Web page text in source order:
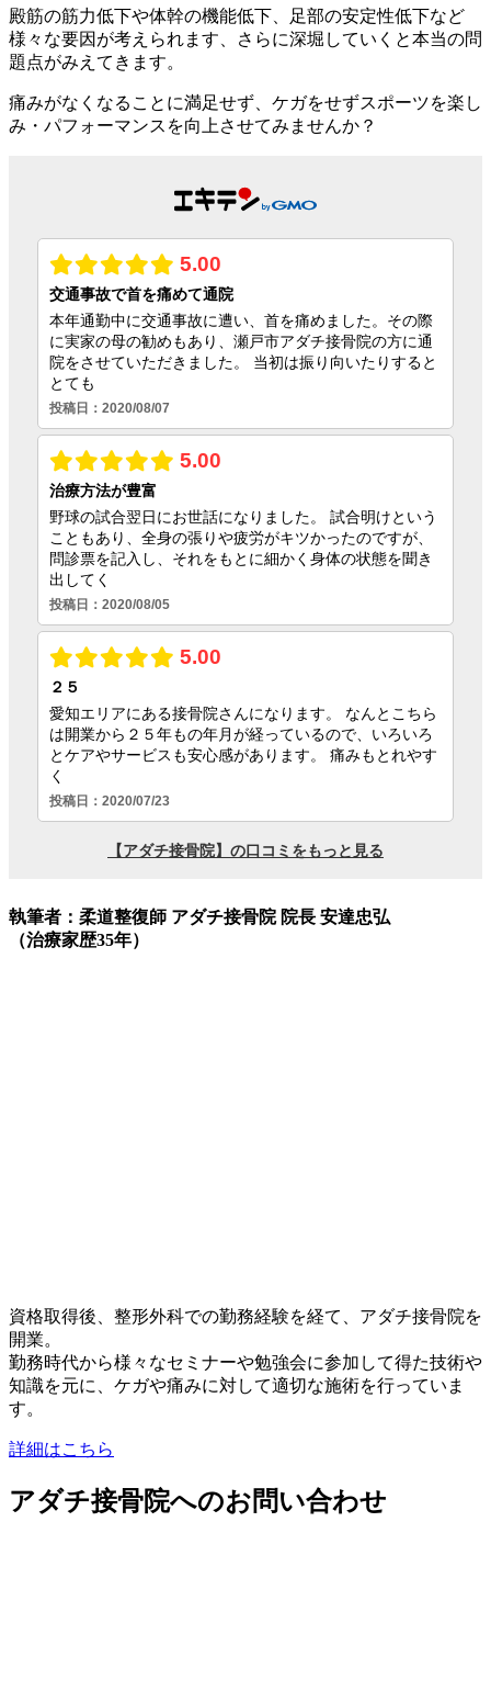
殿筋の筋力低下や体幹の機能低下、足部の安定性低下など
様々な要因が考えられます、さらに深堀していくと本当の問
題点がみえてきます。
痛みがなくなることに満足せず、ケガをせずスポーツを楽し
み・パフォーマンスを向上させてみませんか？
執筆者：柔道整復師 アダチ接骨院 院長 安達忠弘
（治療家歴35年）
資格取得後、整形外科での勤務経験を経て、アダチ接骨院を
開業。
勤務時代から様々なセミナーや勉強会に参加して得た技術や
知識を元に、ケガや痛みに対して適切な施術を行っていま
す。
詳細はこちら
アダチ接骨院へのお問い合わせ